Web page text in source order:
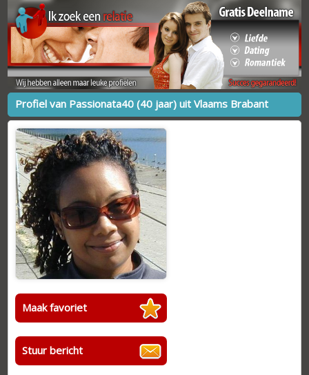
Profiel van Passionata40 (40 jaar) uit Vlaams Brabant
Maak favoriet
Stuur bericht